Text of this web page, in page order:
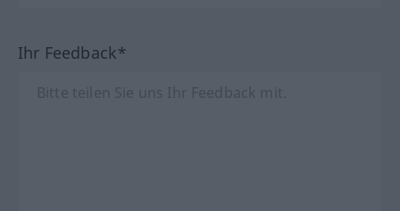
Ihr Feedback*